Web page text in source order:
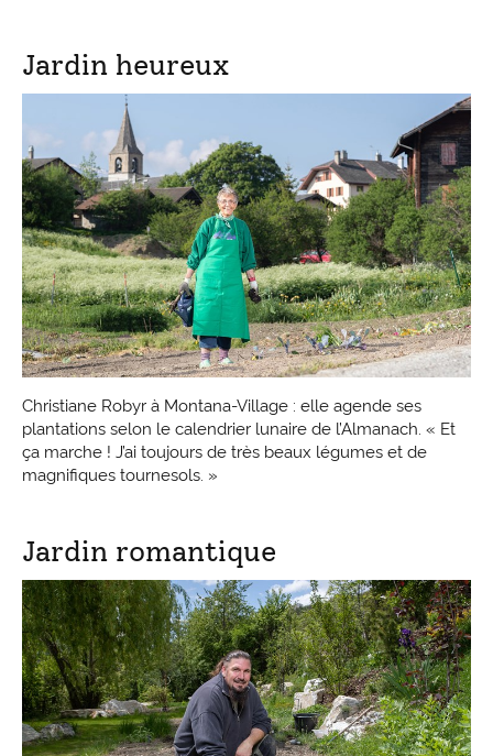
Jardin heureux
Christiane Robyr à Montana-Village : elle agende ses
plantations selon le calendrier lunaire de l’Almanach. « Et
ça marche ! J’ai toujours de très beaux légumes et de
magnifiques tournesols. »
Jardin romantique